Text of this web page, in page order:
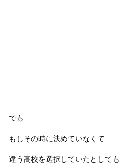
でも
もしその時に決めていなくて
違う高校を選択していたとしても